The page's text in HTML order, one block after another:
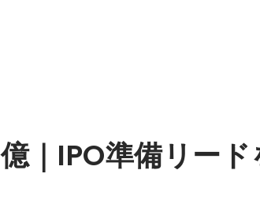
｜IPO準備リー